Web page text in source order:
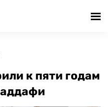
к пяти годам